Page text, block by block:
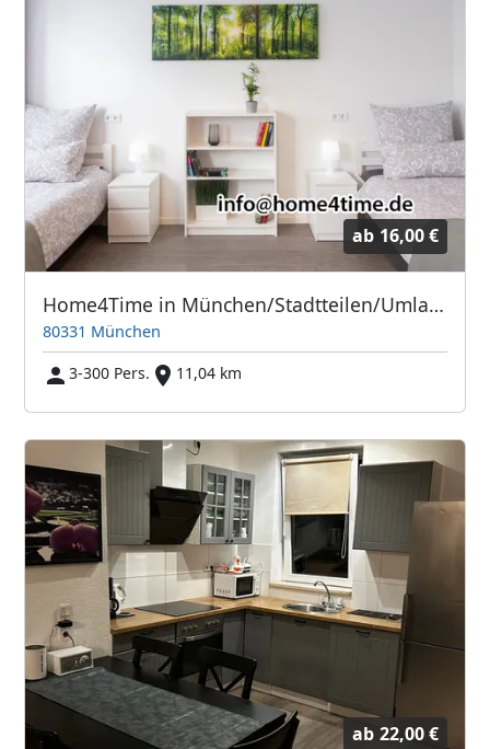
ab 16,00 €
Home4Time in München/Stadtteilen/Umland
80331 München
3-300 Pers.
11,04 km
ab 22,00 €